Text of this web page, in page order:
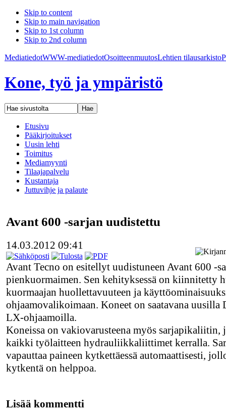
Skip to content
Skip to main navigation
Skip to 1st column
Skip to 2nd column
MediatiedotWWW-mediatiedotOsoitteenmuutosLehtien tilausarkisto
Kone, työ ja ympäristö
Etusivu
Pääkirjoitukset
Uusin lehti
Toimitus
Mediamyynti
Tilaajapalvelu
Kustantaja
Juttuvihje ja palaute
Avant 600 -sarjan uudistettu
14.03.2012 09:41
Avant Tecno on esitellyt uudistuneen Avant 600 -
pienkuormaimen. Sen kehityksessä on kiinnitetty
kuormaajan huollettavuuteen ja
ohjaamovalikoimaan. Koneet on saatavana uusilla
LX-ohjaamoilla.
Koneissa on vakiovarusteena myös sarjapikaliitin,
kaikki työlaitteen hydrauliikkaliittimet kerralla.
vapauttaa paineen kytkettäessä automaattisesti,
kytkentä on helppoa.
Lisää kommentti